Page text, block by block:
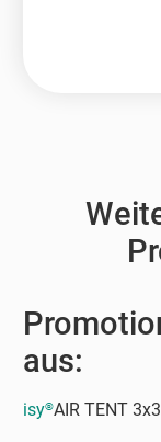
aus:
isy®AIR TENT